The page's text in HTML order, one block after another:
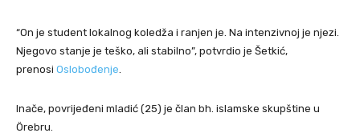
“On je student lokalnog koledža i ranjen je. Na intenzivnoj je njezi.
Njegovo stanje je teško, ali stabilno”, potvrdio je Šetkić,
prenosi Oslobođenje
Inače, povrijeđeni mladić (25) je član bh. islamske skupštine u
Örebru.